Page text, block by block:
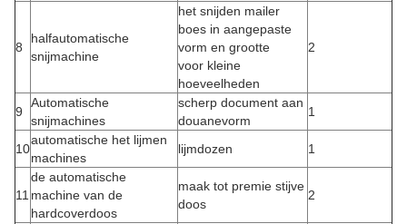
8
halfautomatische
snijmachine
het snijden mailer
boes in aangepaste
vorm en grootte
voor kleine
hoeveelheden
2
9
Automatische
snijmachines
scherp document aan
douanevorm
1
10
automatische het lijmen
machines
lijmdozen 1
11
de automatische
machine van de
hardcoverdoos
maak tot premie stijve
doos
2